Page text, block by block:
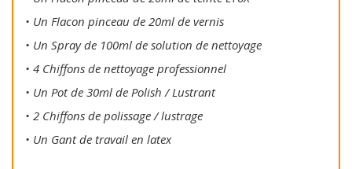
• Un Flacon pinceau de 20ml de vernis
• Un Spray de 100ml de solution de nettoyage
• 4 Chiffons de nettoyage professionnel
• Un Pot de 30ml de Polish / Lustrant
• 2 Chiffons de polissage / lustrage
• Un Gant de travail en latex